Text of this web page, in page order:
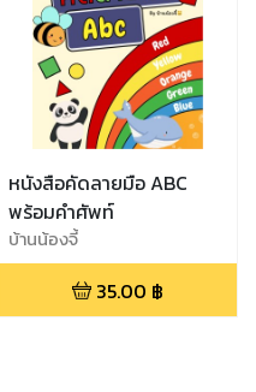
หนังสือคัดลายมือ ABC
พร้อมคำศัพท์
บ้านน้องจี้
35.00 ฿